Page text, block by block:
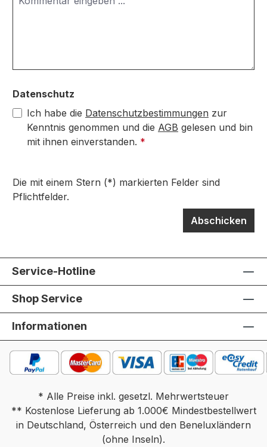
Datenschutz
Ich habe die Datenschutzbestimmungen zur
Kenntnis genommen und die AGB gelesen und bin
mit ihnen einverstanden. *
Die mit einem Stern (*) markierten Felder sind
Pflichtfelder.
Abschicken
Service-Hotline
Shop Service
Informationen
* Alle Preise inkl. gesetzl. Mehrwertsteuer
** Kostenlose Lieferung ab 1.000€ Mindestbestellwert
in Deutschland, Österreich und den Beneluxländern
(ohne Inseln).